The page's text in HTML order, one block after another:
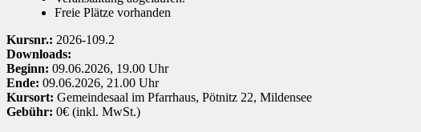
Freie Plätze vorhanden
Kursnr.: 2026-109.2
Downloads:
Beginn: 09.06.2026, 19.00 Uhr
Ende: 09.06.2026, 21.00 Uhr
Kursort: Gemeindesaal im Pfarrhaus, Pötnitz 22, Mildensee
Gebühr: 0€ (inkl. MwSt.)